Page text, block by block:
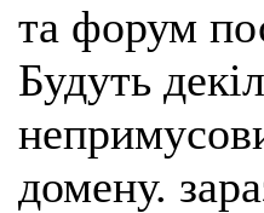
та форум
Будуть
домену.